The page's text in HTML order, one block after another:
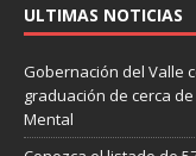
ULTIMAS NOTICIAS
Gobernación del Valle
graduación de cerca
Mental